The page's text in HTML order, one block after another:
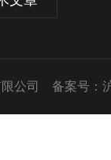
公司 备案号：